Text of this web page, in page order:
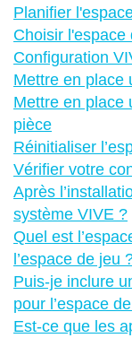
Planifier
Choisir l'espace
Configuration
Mettre en place
Mettre en place
pièce
Réinitialiser
Vérifier votre
Après
système VIVE ?
Quel est
l’espace de jeu
Puis-je inclure
pour l’espace
Est-ce que les